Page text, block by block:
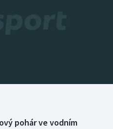
pohár ve vodním